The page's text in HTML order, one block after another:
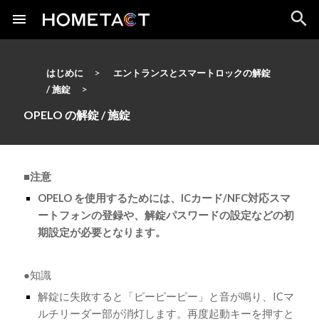
はじめに
エントランスとスマートロックの解錠
/ 施錠
OPELO の解錠 / 施錠
■注意
OPELO を使用するためには、ICカード/NFC対応スマ
ートフォンの登録や、解錠パスワードの設定などの初
期設定が必要となります。
●知識
解錠に失敗すると「ピーピーピー」と音が鳴り、ICマ
ルチリーダー部が消灯します。再度起動キーを押すと